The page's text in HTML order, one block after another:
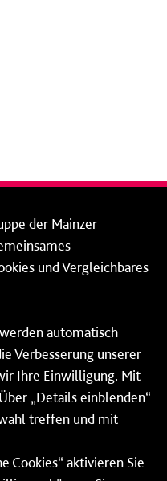
ab 18 Uhr sowie an
werden Ihre
an ein Callcenter des
Dort erhalten Sie
bzw. zu
der Mainzer
und Vergleichbares
automatisch
Verbesserung unserer
Ihre Einwilligung. Mit
„Details einblenden“
treffen und mit
Cookies“ aktivieren Sie